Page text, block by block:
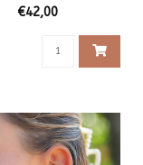
€42,00